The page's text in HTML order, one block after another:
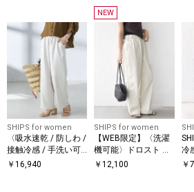
SHIPS for women
〈吸水速乾 / 防しわ /
接触冷感 / 手洗い可
能〉ツイル ドロスト
￥ 16,940
NEW
SHIPS for women
【WEB限定】〈洗濯
機可能〉ドロスト ベ
イカー パンツ
￥12,100
冷
ト
￥